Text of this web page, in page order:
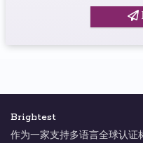
Brightest
作为一家支持多语言全球认证